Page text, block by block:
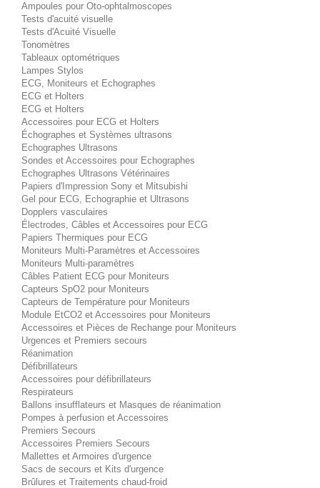
Ampoules pour Oto-ophtalmoscopes
Tests d'acuité visuelle
Tests d'Acuité Visuelle
Tonomètres
Tableaux optométriques
Lampes Stylos
ECG, Moniteurs et Echographes
ECG et Holters
ECG et Holters
Accessoires pour ECG et Holters
Échographes et Systèmes ultrasons
Echographes Ultrasons
Sondes et Accessoires pour Echographes
Echographes Ultrasons Vétérinaires
Papiers d'Impression Sony et Mitsubishi
Gel pour ECG, Echographie et Ultrasons
Dopplers vasculaires
Électrodes, Câbles et Accessoires pour ECG
Papiers Thermiques pour ECG
Moniteurs Multi-Paramètres et Accessoires
Moniteurs Multi-paramètres
Câbles Patient ECG pour Moniteurs
Capteurs SpO2 pour Moniteurs
Capteurs de Température pour Moniteurs
Module EtCO2 et Accessoires pour Moniteurs
Accessoires et Pièces de Rechange pour Moniteurs
Urgences et Premiers secours
Réanimation
Défibrillateurs
Accessoires pour défibrillateurs
Respirateurs
Ballons insufflateurs et Masques de réanimation
Pompes à perfusion et Accessoires
Premiers Secours
Accessoires Premiers Secours
Mallettes et Armoires d'urgence
Sacs de secours et Kits d'urgence
Brûlures et Traitements chaud-froid